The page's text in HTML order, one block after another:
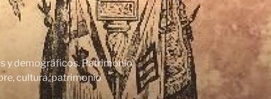
y demográficos. Patrimonio
cultura, patrimonio